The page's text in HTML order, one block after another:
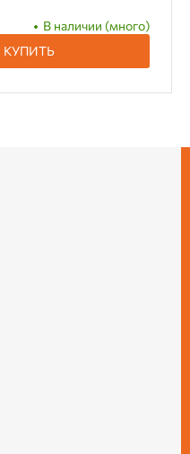
В наличии (много)
КУПИТЬ